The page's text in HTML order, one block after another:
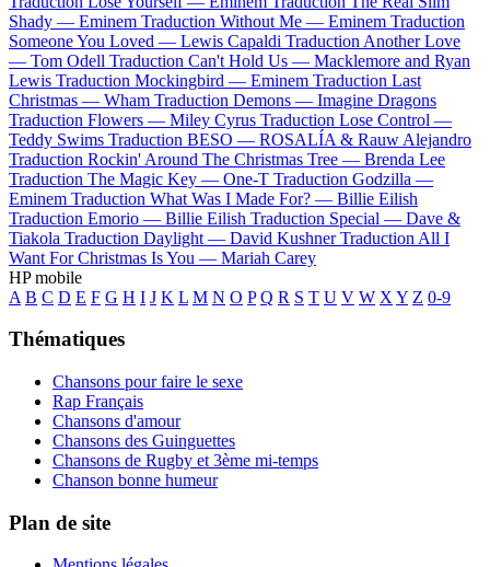
Shady — Eminem Traduction Without Me — Eminem Traduction
Someone You Loved — Lewis Capaldi Traduction Another Love
— Tom Odell Traduction Can't Hold Us — Macklemore and Ryan
Lewis Traduction Mockingbird — Eminem Traduction Last
Christmas — Wham Traduction Demons — Imagine Dragons
Traduction Flowers — Miley Cyrus Traduction Lose Control —
Teddy Swims Traduction BESO — ROSALÍA & Rauw Alejandro
Traduction Rockin' Around The Christmas Tree — Brenda Lee
Traduction The Magic Key — One-T Traduction Godzilla —
Eminem Traduction What Was I Made For? — Billie Eilish
Traduction Emorio — Billie Eilish Traduction Special — Dave &
Tiakola Traduction Daylight — David Kushner Traduction All I
Want For Christmas Is You — Mariah Carey
HP mobile
A B C D E F G H I J K L M N O P Q R S T U V W X Y Z 0-9
Thématiques
Chansons pour faire le sexe
Rap Français
Chansons d'amour
Chansons des Guinguettes
Chansons de Rugby et 3ème mi-temps
Chanson bonne humeur
Plan de site